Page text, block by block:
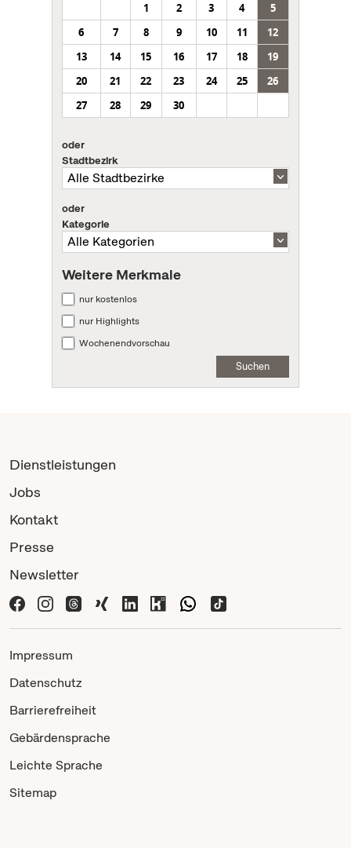
1
2 3 4
5
6
7 8 9 10 11
12
13
14 15 16 17 18
19
20
21 22 23 24 25
26
27
28 29 30
oder
Stadtbezirk
oder
Kategorie
Weitere Merkmale
nur kostenlos
nur Highlights
Wochenendvorschau
Suchen
Dienstleistungen
Jobs
Kontakt
Presse
Newsletter
Impressum
Datenschutz
Barrierefreiheit
Gebärdensprache
Leichte Sprache
Sitemap